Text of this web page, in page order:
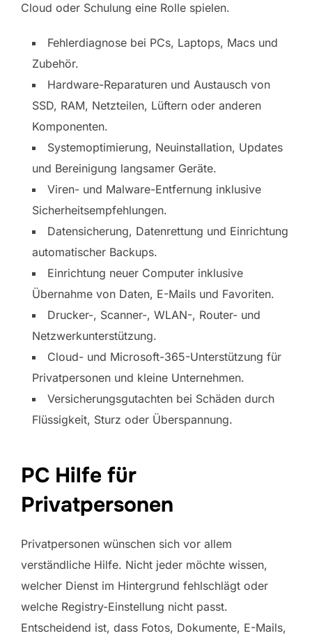
Cloud oder Schulung eine Rolle spielen.
Fehlerdiagnose bei PCs, Laptops, Macs und
Zubehör.
Hardware-Reparaturen und Austausch von
SSD, RAM, Netzteilen, Lüftern oder anderen
Komponenten.
Systemoptimierung, Neuinstallation, Updates
und Bereinigung langsamer Geräte.
Viren- und Malware-Entfernung inklusive
Sicherheitsempfehlungen.
Datensicherung, Datenrettung und Einrichtung
automatischer Backups.
Einrichtung neuer Computer inklusive
Übernahme von Daten, E-Mails und Favoriten.
Drucker-, Scanner-, WLAN-, Router- und
Netzwerkunterstützung.
Cloud- und Microsoft-365-Unterstützung für
Privatpersonen und kleine Unternehmen.
Versicherungsgutachten bei Schäden durch
Flüssigkeit, Sturz oder Überspannung.
PC Hilfe für
Privatpersonen
Privatpersonen wünschen sich vor allem
verständliche Hilfe. Nicht jeder möchte wissen,
welcher Dienst im Hintergrund fehlschlägt oder
welche Registry-Einstellung nicht passt.
Entscheidend ist, dass Fotos, Dokumente, E-Mails,